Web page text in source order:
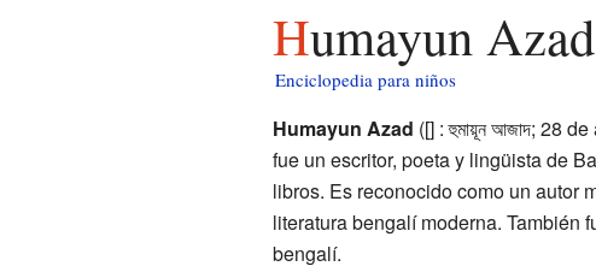
Humayun
Enciclopedia para niños
Humayun Azad ([] :হুমায়ূন আজাদ; 28 de
fue un escritor, poeta y lingüista de
libros. Es reconocido como un autor
literatura bengalí moderna. También
bengalí.